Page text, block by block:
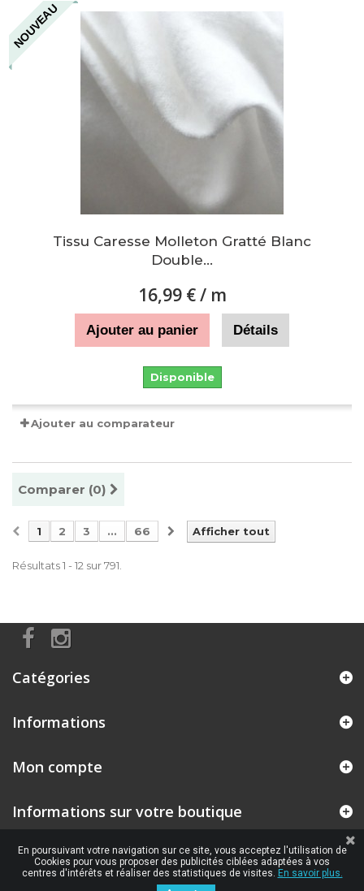
NOUVEAU
Tissu Caresse Molleton Gratté Blanc
Double...
16,99 €/ m
Ajouter au panier Détails
Disponible
Ajouter au comparateur
Comparer (0)
Afficher tout
1 2 3 ... 66
Résultats 1 - 12 sur 791.
Catégories
Informations
Mon compte
Informations sur votre boutique
En poursuivant votre navigation sur ce site, vous acceptez l'utilisation de
Cookies pour vous proposer des publicités ciblées adaptées à vos
centres d'intérêts et réaliser des statistiques de visites. En savoir plus.